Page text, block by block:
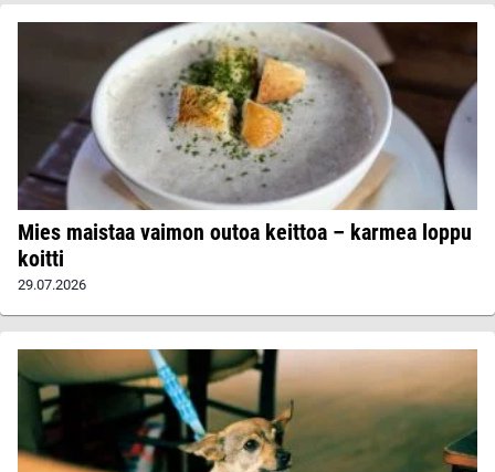
Mies maistaa vaimon outoa keittoa – karmea loppu
koitti
29.07.2026